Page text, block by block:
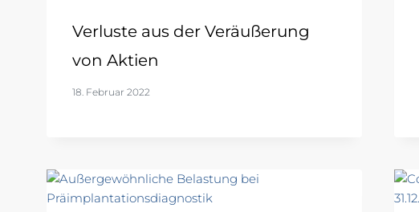
Verluste aus der Veräußerung
von Aktien
18. Februar 2022